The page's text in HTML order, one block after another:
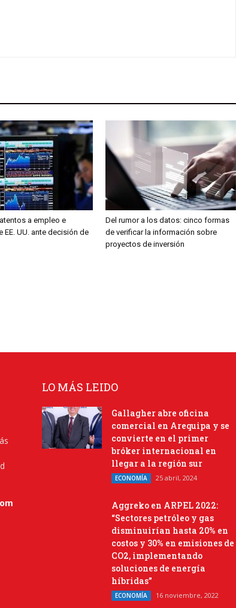
a empleo e
EE. UU. ante decisión de
Del rumor a los datos: cinco formas
de verificar la información sobre
proyectos de inversión
LO MÁS LEIDO
Gallagher abre oficina
comercial en Arequipa y se
convierte en el primer
bróker internacional en
llegar a la región sur
ECONOMÍA 25 abril, 2024
Aggreko en ARPEL 2022:
“Sectores petróleo y gas
disminuirían hasta 20% en
costos y 30% en emisiones de
CO2, implementando
soluciones de energía
híbridas”
ECONOMÍA 16 noviembre, 2022